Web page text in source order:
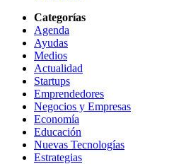
Categorías
Agenda
Ayudas
Medios
Actualidad
Startups
Emprendedores
Negocios y Empresas
Economía
Educación
Nuevas Tecnologías
Estrategias